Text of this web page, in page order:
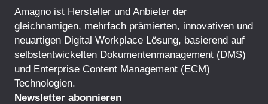
Amagno ist Hersteller und Anbieter der
gleichnamigen, mehrfach prämierten, innovativen und
neuartigen Digital Workplace Lösung, basierend auf
selbstentwickelten Dokumentenmanagement (DMS)
und Enterprise Content Management (ECM)
Technologien.
Newsletter abonnieren